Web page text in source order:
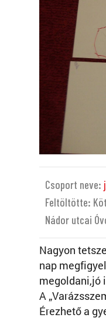
Csoport neve:
Feltöltötte:
Nádor utcai
Nagyon
nap
megoldani,jó
A
Érezhető a